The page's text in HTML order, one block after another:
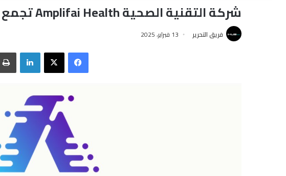
شركة التقنية الصحية Amplifai Health تجمع جولة تمويل
فريق التحرير 13 فبراير، 2025
فيسبوك‫X لينكدإن